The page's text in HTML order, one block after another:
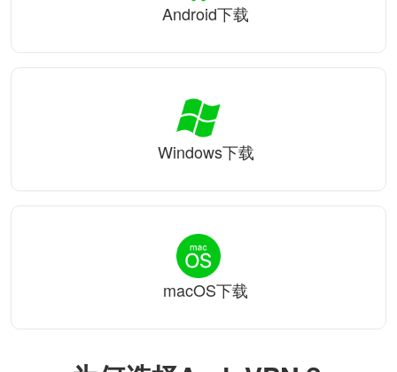
Android下载
Windows下载
macOS下载